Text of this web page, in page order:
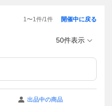
1〜1件/1件 開催中に戻る
50件表示
出品中の商品